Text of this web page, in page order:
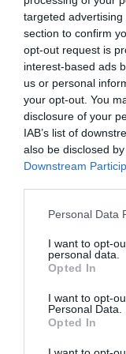
targeted
section to confirm
opt-out request is
interest-based ads
us or personal
your opt-out. You
disclosure of your
IAB’s list of
also be disclosed
Downstream
Personal Data
I want to opt-
personal data.
Opted In
I want to opt-
Personal Data.
Opted In
1 550 km ( tiempo
Prendre la direction
Av. de
Au rond-point,
Málaga/Ctra. Cádiz
Au rond-point,
5/A-7) versSan
Rejoindre
Autovía del
Ctra.
Continuer de suivre
Mediterráneo/E-5/A-7
Prendre la sortie
Sevilla
Rester à gauche
Continuer sur A-381